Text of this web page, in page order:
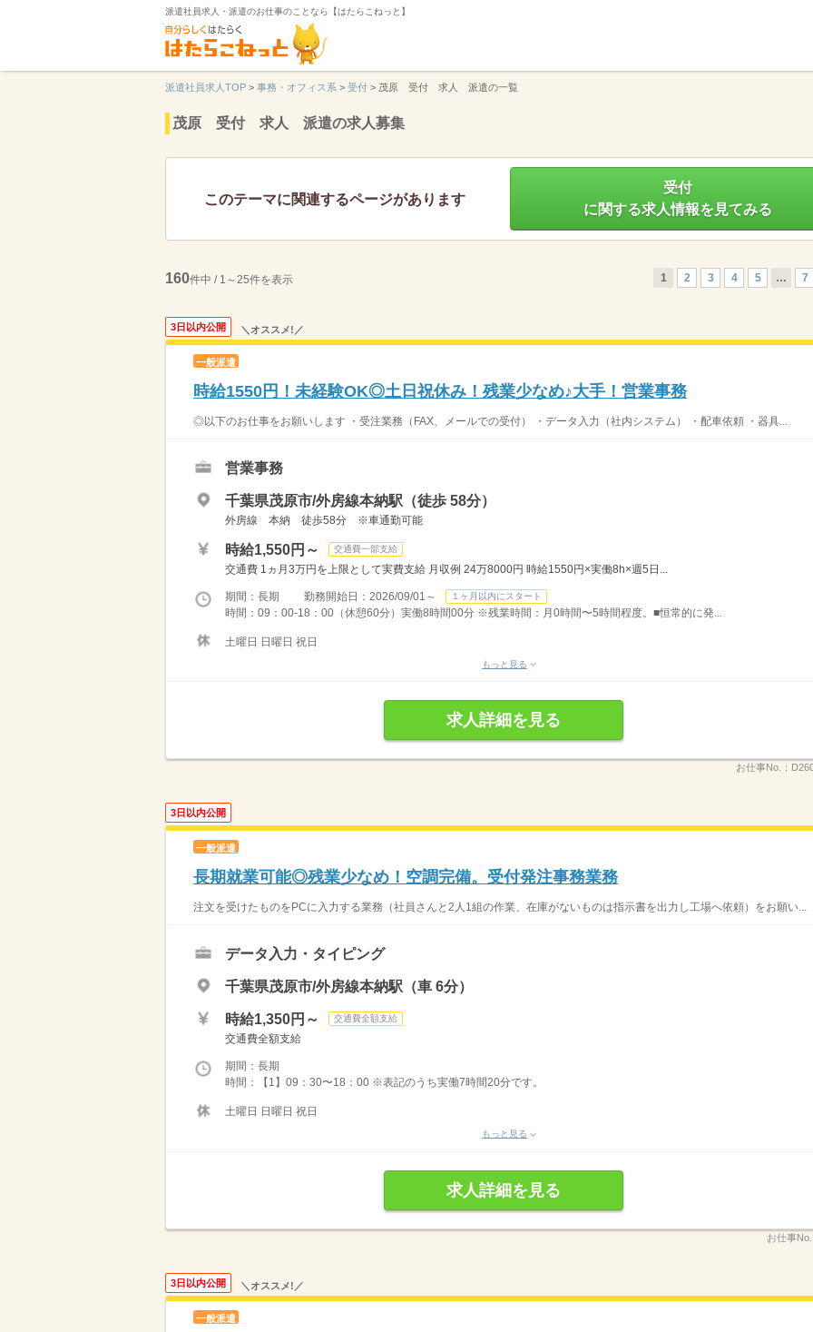
派遣社員求人・派遣のお仕事のことなら【はたらこねっと】
派遣社員求人TOP > 事務・オフィス系 > 受付 > 茂原 受付 求人 派遣の一覧
茂原 受付 求人 派遣の求人募集
このテーマに関連するページがあります
受付
に関する求人情報を見てみる
160件中 / 1～25件を表示 1 2 3 4 5 … 7
3日以内公開 ＼オススメ!／
一般派遣
時給1550円！未経験OK◎土日祝休み！残業少なめ♪大手！営業事務
◎以下のお仕事をお願いします ・受注業務（FAX、メールでの受付） ・データ入力（社内システム） ・配車依頼 ・器具...
営業事務
千葉県茂原市/外房線本納駅（徒歩 58分）
外房線 本納 徒歩58分 ※車通勤可能
時給1,550円～ 交通費一部支給
交通費 1ヵ月3万円を上限として実費支給 月収例 24万8000円 時給1550円×実働8h×週5日...
期間：長期 勤務開始日：2026/09/01～ １ヶ月以内にスタート
時間：09：00-18：00（休憩60分）実働8時間00分 ※残業時間：月0時間〜5時間程度。■恒常的に発...
土曜日 日曜日 祝日
もっと見る
求人詳細を見る
お仕事No.：
3日以内公開
一般派遣
長期就業可能◎残業少なめ！空調完備。受付発注事務業務
注文を受けたものをPCに入力する業務（社員さんと2人1組の作業、在庫がないものは指示書を出力し工場へ依頼）をお願い...
データ入力・タイピング
千葉県茂原市/外房線本納駅（車 6分）
時給1,350円～ 交通費全額支給
交通費全額支給
期間：長期
時間：【1】09：30〜18：00 ※表記のうち実働7時間20分です。
土曜日 日曜日 祝日
もっと見る
求人詳細を見る
お仕事No.
3日以内公開 ＼オススメ!／
一般派遣